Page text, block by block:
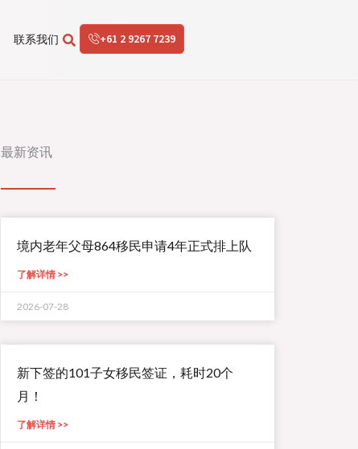
联系我们 +61 2 9267 7239
最新资讯
境内老年父母864移民申请4年正式排上队
了解详情 >>
2026-07-28
新下签的101子女移民签证，耗时20个
月！
了解详情 >>